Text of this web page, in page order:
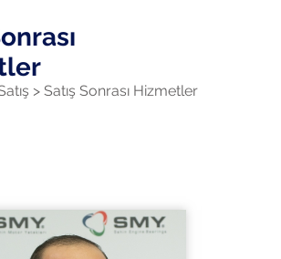
> Satış Sonrası Hizmetler